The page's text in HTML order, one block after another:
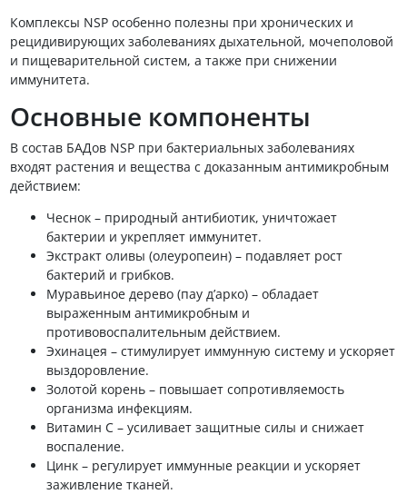
Комплексы NSP особенно полезны при хронических и
рецидивирующих заболеваниях дыхательной, мочеполовой
и пищеварительной систем, а также при снижении
иммунитета.
Основные компоненты
В состав БАДов NSP при бактериальных заболеваниях
входят растения и вещества с доказанным антимикробным
действием:
Чеснок – природный антибиотик, уничтожает
бактерии и укрепляет иммунитет.
Экстракт оливы (олеуропеин) – подавляет рост
бактерий и грибков.
Муравьиное дерево (пау д’арко) – обладает
выраженным антимикробным и
противовоспалительным действием.
Эхинацея – стимулирует иммунную систему и ускоряет
выздоровление.
Золотой корень – повышает сопротивляемость
организма инфекциям.
Витамин С – усиливает защитные силы и снижает
воспаление.
Цинк – регулирует иммунные реакции и ускоряет
заживление тканей.